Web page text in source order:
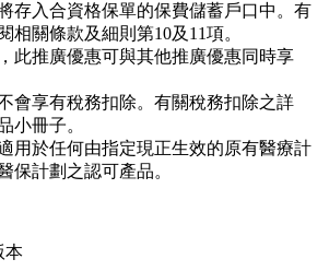
存入合資格保單的保費儲蓄戶口中。有
相關條款及細則第10及11項。
此推廣優惠可與其他推廣優惠同時享
會享有稅務扣除。有關稅務扣除之詳
小冊子。
用於任何由指定現正生效的原有醫療計
保計劃之認可產品。
本